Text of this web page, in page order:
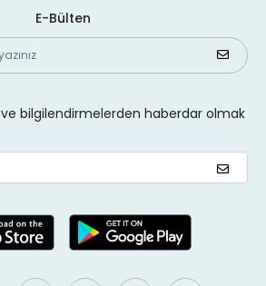
E-Bülten
bilgilendirmelerden haberdar olmak